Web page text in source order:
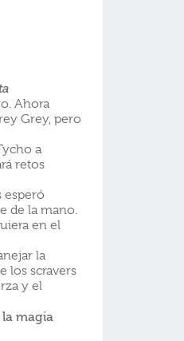
Ahora
Grey, pero
a
retos
esperó
de la mano.
en el
la
los scravers
y el
la magia